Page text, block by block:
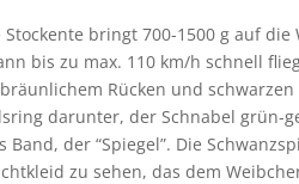
Stockente bringt 700-1500 g auf
bis zu max. 110 km/h schnell
Rücken und
darunter, der Schnabel grün-
Band, der “Spiegel”. Die
zu sehen, das dem